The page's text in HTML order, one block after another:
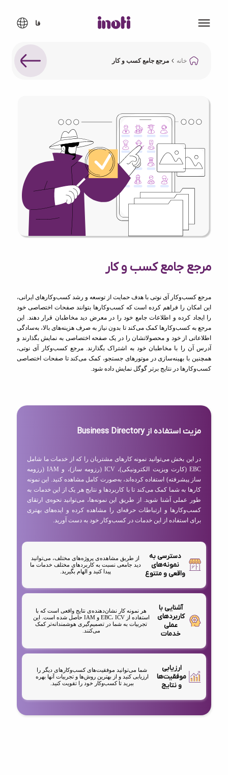
خانه مرجع جامع کسب و کار
مرجع جامع کسب و کار
مرجع کسب‌وکار آی نوتی با هدف حمایت از توسعه و رشد کسب‌وکارهای ایرانی،
این امکان را فراهم کرده است که کسب‌وکارها بتوانند صفحات اختصاصی خود
را ایجاد کرده و اطلاعات جامع خود را در معرض دید مخاطبان قرار دهند. این
مرجع به کسب‌وکارها کمک می‌کند تا بدون نیاز به صرف هزینه‌های بالا، به‌سادگی
اطلاعاتی از خود و محصولاتشان را در یک صفحه اختصاصی به نمایش بگذارند و
آدرس آن را با مخاطبان خود به اشتراک بگذارند. مرجع کسب‌وکار آی نوتی،
همچنین با بهینه‌سازی در موتورهای جستجو، کمک می‌کند تا صفحات اختصاصی
کسب‌وکارها در نتایج برتر گوگل نمایش داده شود.
مزیت استفاده از Business Directory
در این بخش می‌توانید نمونه کارهای مشتریان را که از خدمات ما شامل
EBC (کارت ویزیت الکترونیکی)، ICV (رزومه ساز)، و IAM (رزومه
ساز پیشرفته) استفاده کرده‌اند، به‌صورت کامل مشاهده کنید. این نمونه
کارها به شما کمک می‌کند تا با کاربردها و نتایج هر یک از این خدمات به
طور عملی آشنا شوید. از طریق این نمونه‌ها، می‌توانید نحوه‌ی ارتقای
کسب‌وکارها و ارتباطات حرفه‌ای را مشاهده کرده و ایده‌های بهتری
برای استفاده از این خدمات در کسب‌وکار خود به دست آورید.
دسترسی به
نمونه‌های
واقعی و متنوع
از طریق مشاهده‌ی پروژه‌های مختلف، می‌توانید
دید جامعی نسبت به کاربردهای مختلف خدمات ما
پیدا کنید و الهام بگیرید.
آشنایی با
کاربردهای
عملی
خدمات
هر نمونه کار نشان‌دهنده‌ی نتایج واقعی است که با
استفاده از EBC، ICV و IAM حاصل شده است. این
تجربیات به شما در تصمیم‌گیری هوشمندانه‌تر کمک
می‌کنند.
ارزیابی
موفقیت‌ها
و نتایج
شما می‌توانید موفقیت‌های کسب‌وکارهای دیگر را
ارزیابی کنید و از بهترین روش‌ها و تجربیات آنها بهره
ببرید تا کسب‌وکار خود را تقویت کنید.